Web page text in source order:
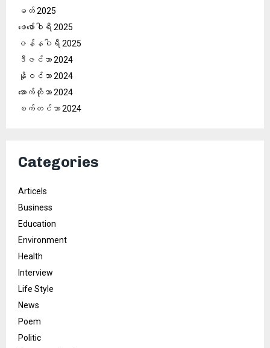
မတ် 2025
ဖေ‌ဖော်ဝါရီ 2025
ဇန်နဝါရီ 2025
ဒီဇင်ဘာ 2024
နိုဝင်ဘာ 2024
အောက်တိုဘာ 2024
စက်တင်ဘာ 2024
Categories
Articels
Business
Education
Environment
Health
Interview
Life Style
News
Poem
Politic